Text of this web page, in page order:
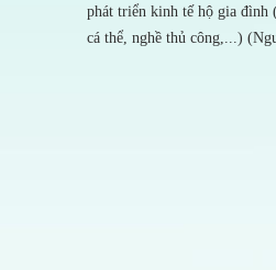
phát triển kinh tế hộ gia đình
cá thể, nghề thủ công,...)